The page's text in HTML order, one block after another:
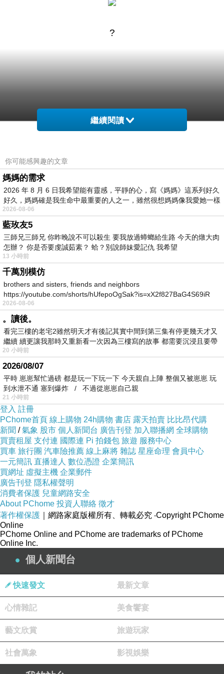
?
商品訊息簡述
瘦身男女pps
【瘋神邦】森永小牛巧克力餅乾-輕鬆包265g(5
包入)
【德國 歐森-草本莊園】迷迭香調理洗髮精 五入
組(500ml-5)@E@
CLINIQUE 倩碧水磁場自動校色CC粉凝霜
SPF30-PA++ 10g(含粉盒)
NARS 炫色腮紅(#Orgasm高潮)(4.8g)
Christian Dior迪奧 精萃再生花蜜淨白化妝水
(200ml)
繼續閱讀
你可能感興趣的文章
媽媽的需求
2026 年 8 月 6 日我希望能有靈感，平靜的心，寫《媽媽》這系列好久
好久，媽媽確是我生命中最重要的人之一，雖然很想媽媽像我愛她一樣
2026-08-06
藍玫友5
三師兄三師兄 你昨晚說不可以殺生 要我放過蟑螂給生路 今天的燉大肉
怎辦？ 你是否要虔誠茹素？ 蛤？別說師妹愛記仇 我希望
13 小時前
千萬別模仿
brothers and sisters, friends and neighbors
https://youtube.com/shorts/hUfepoOgSak?is=xX2f827BaG4S69iR
https
2026-08-06
。讀後。
看完三樓的老宅2雖然明天才有後記其實中間到第三集有停更幾天才又
繼續 續更讓我那時又重新看一次因為三樓寫的故事 都需要沉浸且要帶
有
20 小時前
2026/08/07
平時 崽崽幫忙過磅 都是玩一下玩一下 今天親自上陣 整個又被崽崽 玩
到水泄不通 塞到爆炸 / 不過從崽崽自己親
21 小時前
登入 註冊
PChome首頁 線上購物 24h購物 書店 露天拍賣 比比昂代購
新聞 /氣象 股市 個人新聞台 廣告刊登 加入聯播網 全球購物
買賣租屋 支付連 國際連 Pi 拍錢包 旅遊 服務中心
買車 旅行團 汽車險推薦 線上麻將 雜誌 星座命理 會員中心
一元簡訊 直播達人 數位憑證 企業簡訊
買網址 虛擬主機 企業郵件
廣告刊登 隱私權聲明
消費者保護 兒童網路安全
About PChome 投資人聯絡 徵才
著作權保護 ｜網路家庭版權所有、轉載必究 ‧Copyright PChome
Online
PChome Online and PChome are trademarks of PChome
Online Inc.
個人新聞台
快速發文 最新文章
心情雜記 美食饗宴
藝文欣賞 旅遊玩家
社會萬象 影視娛樂